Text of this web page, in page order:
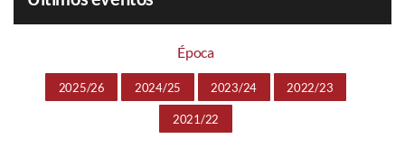
Época
2025/26 2024/25 2023/24 2022/23
2021/22